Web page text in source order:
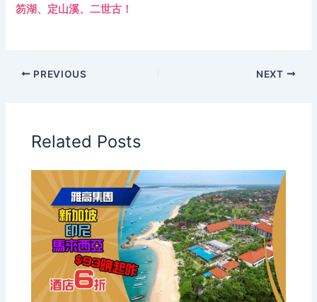
笏湖、定山溪、二世古！
PREVIOUS NEXT
Related Posts